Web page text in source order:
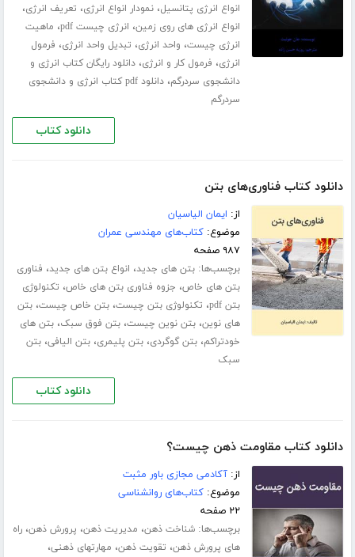
انواع انرژی پتانسیل،نمودار انواع انرژی، تعریف انرژی،
انواع انرژی های روی زمین، انرژی چیست pdf ، ماهیت
انرژی چیست، واحد انرژی، تبدیل واحد انرژی، فرمول
انرژی، فرمول کار و انرژی،دانلود رایگان کتاب انرژی و
دانشجوی سردرگم،
دانلود pdf کتاب انرژی و دانشجوی
سردرگم
دانلود کتاب
دانلود کتاب فناوری‌های بتن
از: ایمان الیاسیان
موضوع:کتاب‌های مهندسی عمران
۹۸۷ صفحه
برچسب‌ها:بتن های جدید، انواع بتن های جدید، فناوری
بتن های خاص، جزوه فناوری بتن های خاص، تکنولوژی
بتن pdf
، تکنولوژی بتن چیست،بتن خاص چیست،بتن
های نوین،بتن نوین چیست،بتن فوق سبک،بتن های
خودتراکم،بتن گوگردی،بتن پلیمری،بتن الیافی،بتن
سبک
دانلود کتاب
دانلود کتاب مقاومت ذهن چیست؟
از:آکادمی مجازی باور مثبت
موضوع:کتاب‌های روانشناسی
۲۲ صفحه
برچسب‌ها:شناخت ذهن، مدیریت ذهن، پرورش ذهن،راه
های پرورش ذهن، تقویت ذهن، مهارت­های ذهنی،